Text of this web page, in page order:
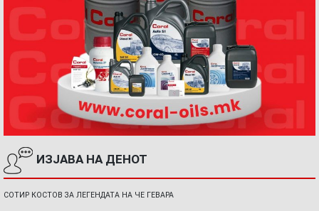
ИЗЈАВА НА ДЕНОТ
СОТИР КОСТОВ ЗА ЛЕГЕНДАТА НА ЧЕ ГЕВАРА